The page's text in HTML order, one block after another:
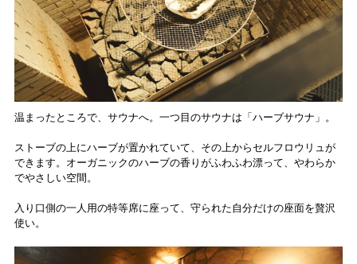
温まったところで、サウナへ。一つ目のサウナは「ハーブサウナ」。
ストーブの上にハーブが置かれていて、その上からセルフロウリュが
できます。オーガニックのハーブの香りがふわふわ漂って、やわらか
でやさしい空間。
入り口側の一人用の特等席に座って、守られた自分だけの座面を贅沢
使い。